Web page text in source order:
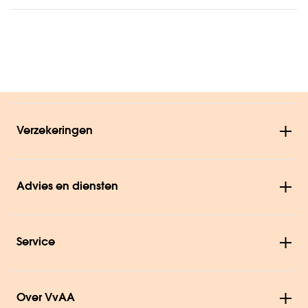
Verzekeringen
Advies en diensten
Service
Over VvAA